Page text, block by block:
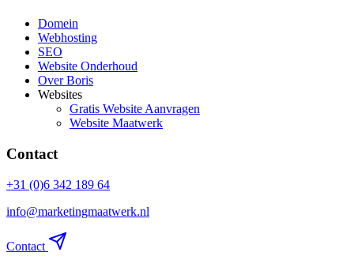
Domein
Webhosting
SEO
Website Onderhoud
Over Boris
Websites
Gratis Website Aanvragen
Website Maatwerk
Contact
+31 (0)6 342 189 64
info@marketingmaatwerk.nl
Contact